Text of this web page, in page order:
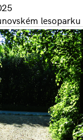
lesoparku